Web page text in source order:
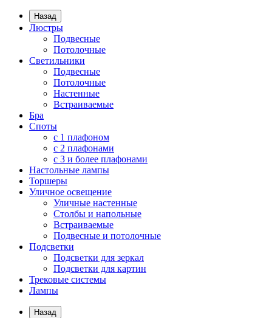
Назад
Люстры
Подвесные
Потолочные
Светильники
Подвесные
Потолочные
Настенные
Встраиваемые
Бра
Споты
с 1 плафоном
с 2 плафонами
с 3 и более плафонами
Настольные лампы
Торшеры
Уличное освещение
Уличные настенные
Столбы и напольные
Встраиваемые
Подвесные и потолочные
Подсветки
Подсветки для зеркал
Подсветки для картин
Трековые системы
Лампы
Назад